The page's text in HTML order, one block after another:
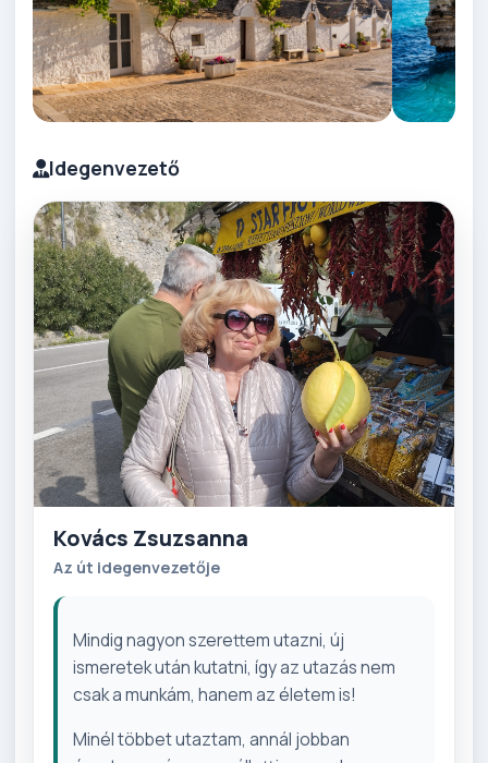
Idegenvezető
Kovács Zsuzsanna
Az út idegenvezetője
Mindig nagyon szerettem utazni, új
ismeretek után kutatni, így az utazás nem
csak a munkám, hanem az életem is!
Minél többet utaztam, annál jobban